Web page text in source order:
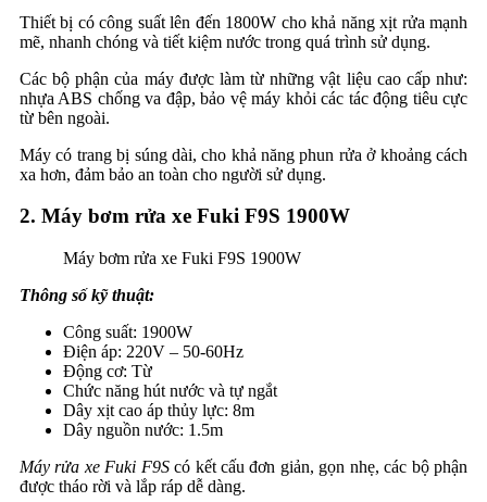
Thiết bị có công suất lên đến 1800W cho khả năng xịt rửa mạnh
mẽ, nhanh chóng và tiết kiệm nước trong quá trình sử dụng.
Các bộ phận của máy được làm từ những vật liệu cao cấp như:
nhựa ABS chống va đập, bảo vệ máy khỏi các tác động tiêu cực
từ bên ngoài.
Máy có trang bị súng dài, cho khả năng phun rửa ở khoảng cách
xa hơn, đảm bảo an toàn cho người sử dụng.
2. Máy bơm rửa xe Fuki F9S 1900W
Máy bơm rửa xe Fuki F9S 1900W
Thông số kỹ thuật:
Công suất: 1900W
Điện áp: 220V – 50-60Hz
Động cơ: Từ
Chức năng hút nước và tự ngắt
Dây xịt cao áp thủy lực: 8m
Dây nguồn nước: 1.5m
Máy rửa xe Fuki F9Scó kết cấu đơn giản, gọn nhẹ, các bộ phận
được tháo rời và lắp ráp dễ dàng.